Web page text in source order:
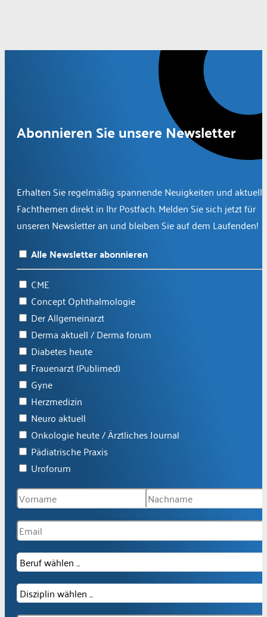
Abonnieren Sie unsere Newsletter
Erhalten Sie regelmäßig spannende Neuigkeiten und aktuelle
Fachthemen direkt in Ihr Postfach. Melden Sie sich jetzt für
unseren Newsletter an und bleiben Sie auf dem Laufenden!
Alle Newsletter abonnieren
CME
Concept Ophthalmologie
Der Allgemeinarzt
Derma aktuell / Derma forum
Diabetes heute
Frauenarzt (Publimed)
Gyne
Herzmedizin
Neuro aktuell
Onkologie heute / Ärztliches Journal
Pädiatrische Praxis
Uroforum